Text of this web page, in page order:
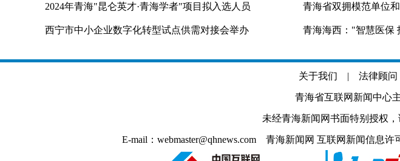
2024年青海"昆仑英才·青海学者"项目拟入选人员 青海省双拥模范单位
西宁市中小企业数字化转型试点供需对接会举办 青海海西："智慧医保
关于我们 | 法律顾问
青海省互联网新闻中心
未经青海新闻网书面特别授权
E-mail：webmaster@qhnews.com 青海新闻网 互联网新闻信息许